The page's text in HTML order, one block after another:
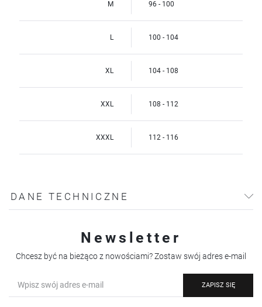
M 96 - 100
L 100 - 104
XL 104 - 108
XXL 108 - 112
XXXL 112 - 116
DANE TECHNICZNE
Newsletter
Chcesz być na bieżąco z nowościami? Zostaw swój adres e-mail
ZAPISZ SIĘ